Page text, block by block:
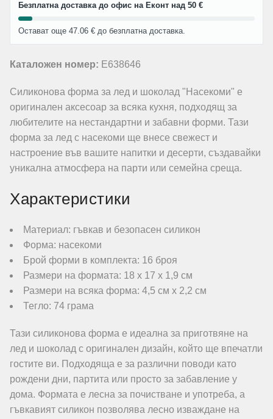
Безплатна доставка до офис на Еконт над 50 €
Остават още 47.06 € до безплатна доставка.
Каталожен номер: E638646
Силиконова форма за лед и шоколад "Насекоми" е
оригинален аксесоар за всяка кухня, подходящ за
любителите на нестандартни и забавни форми. Тази
форма за лед с насекоми ще внесе свежест и
настроение във вашите напитки и десерти, създавайки
уникална атмосфера на парти или семейна среща.
Характеристики
Материал: гъвкав и безопасен силикон
Форма: насекоми
Брой форми в комплекта: 16 броя
Размери на формата: 18 х 17 х 1,9 см
Размери на всяка форма: 4,5 см х 2,2 см
Тегло: 74 грама
Тази силиконова форма е идеална за приготвяне на
лед и шоколад с оригинален дизайн, който ще впечатли
гостите ви. Подходяща е за различни поводи като
рождени дни, партита или просто за забавление у
дома. Формата е лесна за почистване и употреба, а
гъвкавият силикон позволява лесно изваждане на